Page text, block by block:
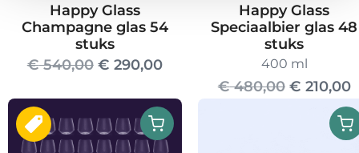
Happy Glass
Champagne glas 54
stuks
€540,00 Oorspronkelijke
€ 540,00.
€ 290,00Huidige
is:
€ 290,00.
Happy Glass
Speciaalbier glas 48
stuks
400 ml
€480,00 € 210,00